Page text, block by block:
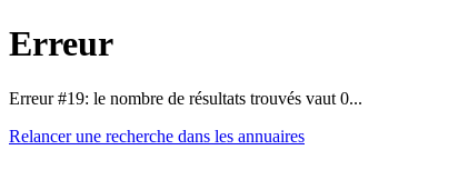
Erreur
Erreur #19: le nombre de résultats trouvés vaut 0...
Relancer une recherche dans les annuaires